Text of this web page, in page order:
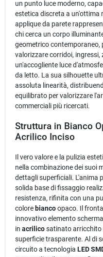
un punto luce moderno,
estetica discreta a un'ottima
applique da parete
chi cerca un corpo
geometrico
valorizzare corridoi, ingressi,
un'accogliente luce
da letto. La sua silhouette
assoluta linearità,
equilibrato per valorizzare
commerciali più ricercati.
Struttura in Bianco
Acrilico Inciso
Il vero valore e la pulizia
nella combinazione dei suoi
dettagli superficiali. L'anima
solida base di fissaggio
resistenza, rifinita con una
colore biancoopaco. Il
innovativo elemento
in acrilicosatinato arricchito
superficie trasparente. Al di
circuito a tecnologia LED